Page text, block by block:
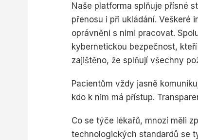
Naše platforma splňuje přísné
přenosu i při ukládání. Veškeré
oprávněni s nimi pracovat.
kybernetickou bezpečnost,
zajištěno, že splňují všechny
Pacientům vždy jasně
kdo k nim má přístup.
Co se týče lékařů, mnozí měli
technologických standardů se